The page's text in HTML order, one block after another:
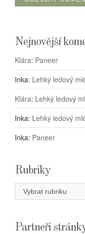
Nejnovější
Klára: Paneer
Inka: Lehký ledový
Klára: Lehký ledový
Inka: Lehký ledový
Inka: Paneer
Rubriky
Rubriky
Partneři